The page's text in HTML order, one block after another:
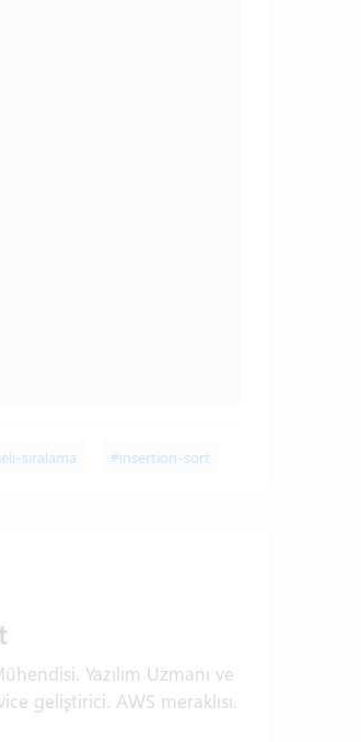
sıralama #insertion-sort
Yazılım Uzmanı ve
geliştirici. AWS meraklısı.